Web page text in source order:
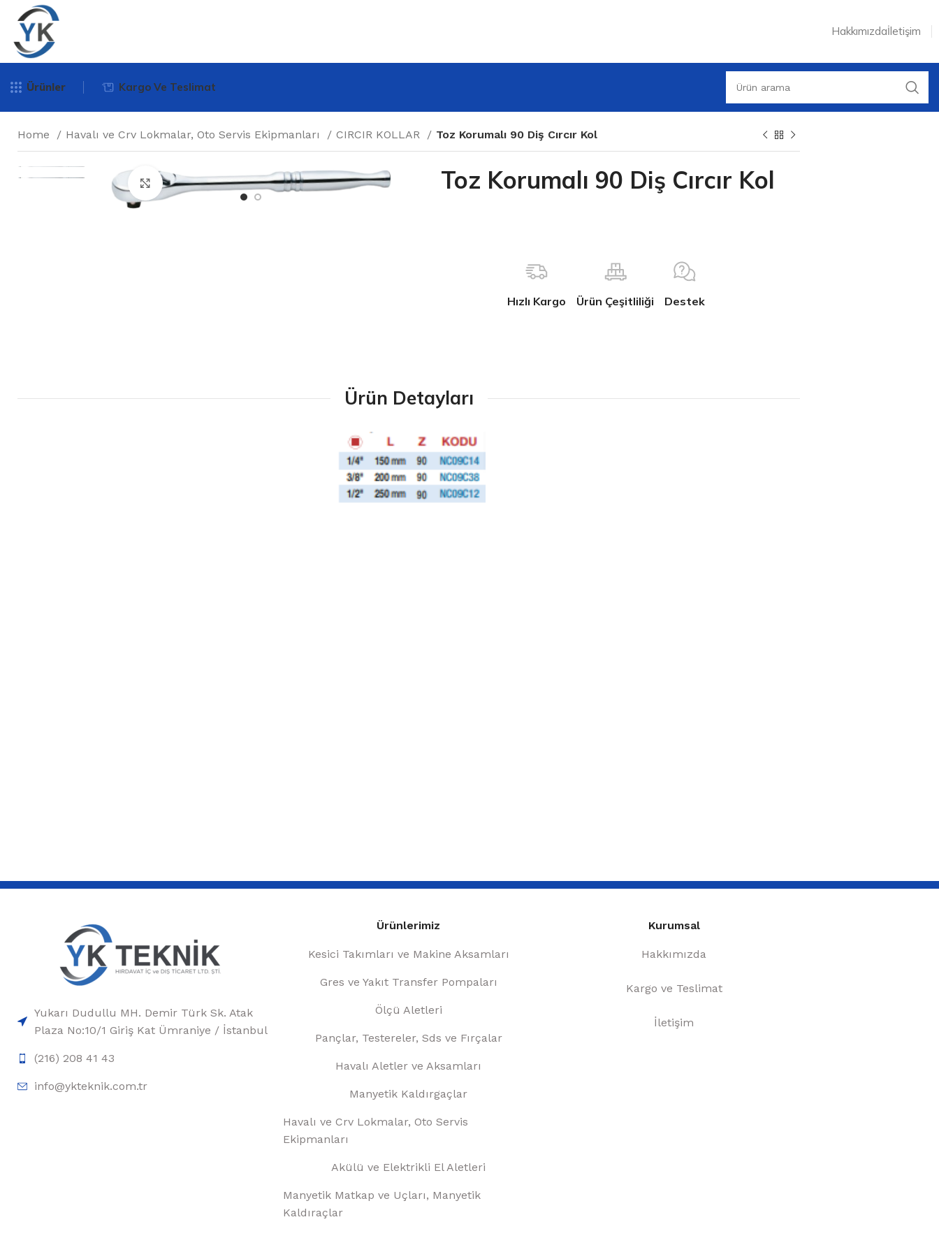
Hakkımızdaİletişim
Ürünler Kargo Ve Teslimat
Home Havalı ve Crv Lokmalar, Oto Servis Ekipmanları CIRCIR KOLLAR Toz Korumalı 90 Diş Cırcır Kol
Büyütmek için tıklayın Toz Korumalı 90 Diş Cırcır Kol
Hızlı Kargo Ürün Çeşitliliği Destek
Ürün Detayları
Yukarı Dudullu MH. Demir Türk Sk. Atak
Plaza No:10/1 Giriş Kat Ümraniye / İstanbul
(216) 208 41 43
info@ykteknik.com.tr
Ürünlerimiz
Kesici Takımları ve Makine Aksamları
Gres ve Yakıt Transfer Pompaları
Ölçü Aletleri
Pançlar, Testereler, Sds ve Fırçalar
Havalı Aletler ve Aksamları
Manyetik Kaldırgaçlar
Havalı ve Crv Lokmalar, Oto Servis
Ekipmanları
Akülü ve Elektrikli El Aletleri
Manyetik Matkap ve Uçları, Manyetik
Kaldıraçlar
Kurumsal
Hakkımızda
Kargo ve Teslimat
İletişim